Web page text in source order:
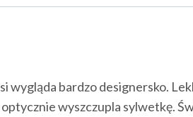
bardzo designersko.
wyszczupla sylwetkę.